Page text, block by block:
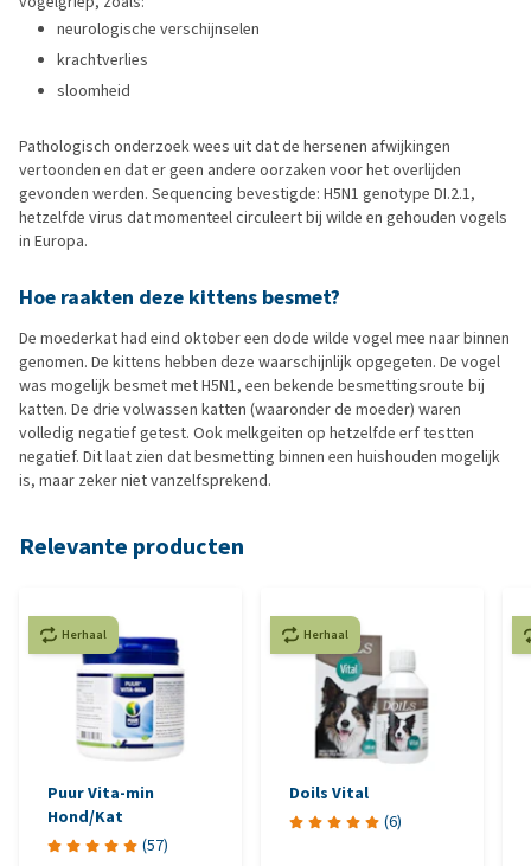
neurologische verschijnselen
krachtverlies
sloomheid
Pathologisch onderzoek wees uit dat de hersenen afwijkingen
vertoonden en dat er geen andere oorzaken voor het overlijden
gevonden werden. Sequencing bevestigde: H5N1 genotype DI.2.1,
hetzelfde virus dat momenteel circuleert bij wilde en gehouden vogels
in Europa.
Hoe raakten deze kittens besmet?
De moederkat had eind oktober een dode wilde vogel mee naar binnen
genomen. De kittens hebben deze waarschijnlijk opgegeten. De vogel
was mogelijk besmet met H5N1, een bekende besmettingsroute bij
katten. De drie volwassen katten (waaronder de moeder) waren
volledig negatief getest. Ook melkgeiten op hetzelfde erf testten
negatief. Dit laat zien dat besmetting binnen een huishouden mogelijk
is, maar zeker niet vanzelfsprekend.
Relevante producten
Herhaal
Puur Vita-min
Hond/Kat
(57)
Herhaal
Doils Vital
(6)